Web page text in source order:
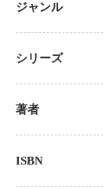
ジャンル
シリーズ
著者
ISBN